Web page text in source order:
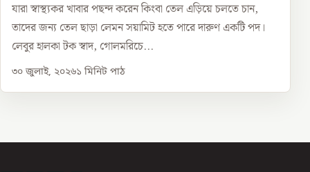
যারা স্বাস্থ্যকর খাবার পছন্দ করেন কিংবা তেল এড়িয়ে চলতে চান,
তাদের জন্য তেল ছাড়া লেমন সয়ামিট হতে পারে দারুণ একটি পদ।
লেবুর হালকা টক স্বাদ, গোলমরিচে...
৩০ জুলাই, ২০২৬১ মিনিট পাঠ